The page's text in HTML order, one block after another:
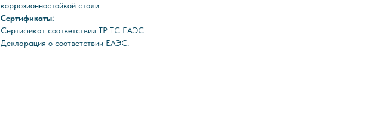
коррозионностойкой стали
Сертификаты:
Сертификат соответствия ТР ТС ЕАЭС
Декларация о соответствии ЕАЭС.